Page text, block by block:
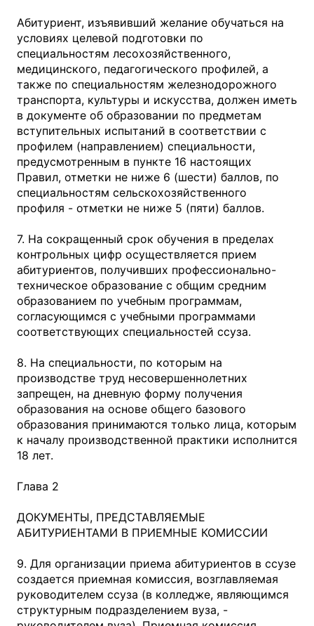
Абитуриент, изъявивший желание обучаться на
условиях целевой подготовки по
специальностям лесохозяйственного,
медицинского, педагогического профилей, а
также по специальностям железнодорожного
транспорта, культуры и искусства, должен иметь
в документе об образовании по предметам
вступительных испытаний в соответствии с
профилем (направлением) специальности,
предусмотренным в пункте 16 настоящих
Правил, отметки не ниже 6 (шести) баллов, по
специальностям сельскохозяйственного
профиля - отметки не ниже 5 (пяти) баллов.
7. На сокращенный срок обучения в пределах
контрольных цифр осуществляется прием
абитуриентов, получивших профессионально-
техническое образование с общим средним
образованием по учебным программам,
согласующимся с учебными программами
соответствующих специальностей ссуза.
8. На специальности, по которым на
производстве труд несовершеннолетних
запрещен, на дневную форму получения
образования на основе общего базового
образования принимаются только лица, которым
к началу производственной практики исполнится
18 лет.
Глава 2
ДОКУМЕНТЫ, ПРЕДСТАВЛЯЕМЫЕ
АБИТУРИЕНТАМИ В ПРИЕМНЫЕ КОМИССИИ
9. Для организации приема абитуриентов в ссузе
создается приемная комиссия, возглавляемая
руководителем ссуза (в колледже, являющимся
структурным подразделением вуза, -